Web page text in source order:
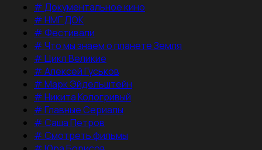
#Документальное кино
#НМГ ДОК
#Фестивали
#Что мы знаем о планете Земля
#Цикл Великие
#Алексей Гуськов
#Марк Эйдельштейн
#Никита Кологривый
#Главные Сериалы
#Саша Петров
#Смотреть фильмы